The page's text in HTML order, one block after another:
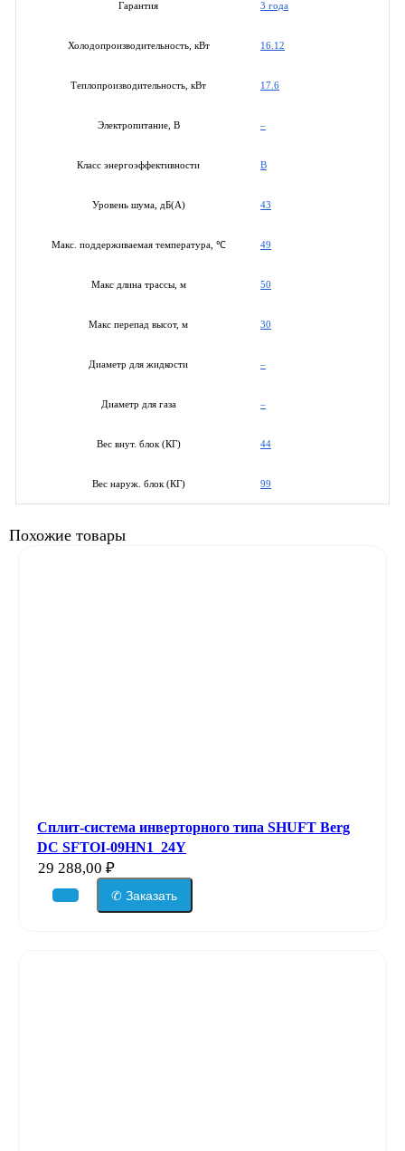
Гарантия 3 года
Холодопроизводительность, кВт 16.12
Теплопроизводительность, кВт 17.6
Электропитание, В –
Класс энергоэффективности B
Уровень шума, дБ(А) 43
Макс. поддерживаемая температура, ℃ 49
Макс длина трассы, м 50
Макс перепад высот, м 30
Диаметр для жидкости –
Диаметр для газа –
Вес внут. блок (КГ) 44
Вес наруж. блок (КГ) 99
Похожие товары
Сплит-система инверторного типа SHUFT Berg
DC SFTOI-09HN1_24Y
29 288,00 ₽
✆ Заказать